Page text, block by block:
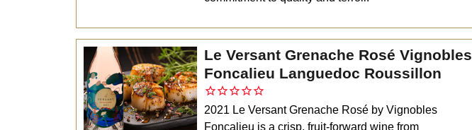
Le Versant Grenache Rosé Vignobles
Foncalieu Languedoc Roussillon
2021 Le Versant Grenache Rosé by Vignobles
Foncalieu is a crisp, fruit-forward wine from